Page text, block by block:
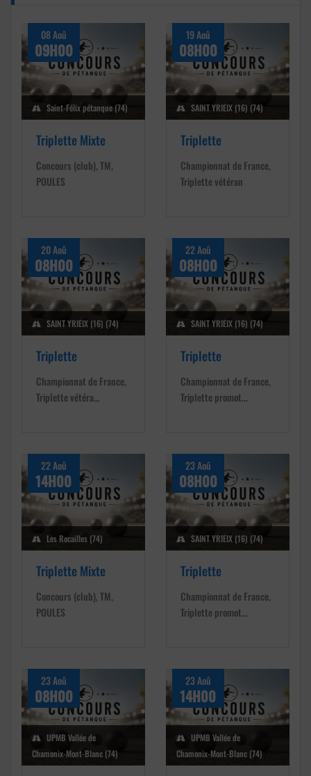
08 Aoû
09H00
Saint-Félix pétanque (74)
Triplette Mixte
Concours (club), TM,
POULES
19 Aoû
08H00
SAINT YRIEIX (16) (74)
Triplette
Championnat de France,
Triplette vétéran
20 Aoû
08H00
SAINT YRIEIX (16) (74)
Triplette
Championnat de France,
Triplette vétéra…
22 Aoû
08H00
SAINT YRIEIX (16) (74)
Triplette
Championnat de France,
Triplette promot…
22 Aoû
14H00
Les Rocailles (74)
Triplette Mixte
Concours (club), TM,
POULES
23 Aoû
08H00
SAINT YRIEIX (16) (74)
Triplette
Championnat de France,
Triplette promot…
23 Aoû
08H00
UPMB Vallée de
Chamonix-Mont-Blanc (74)
23 Aoû
14H00
UPMB Vallée de
Chamonix-Mont-Blanc (74)